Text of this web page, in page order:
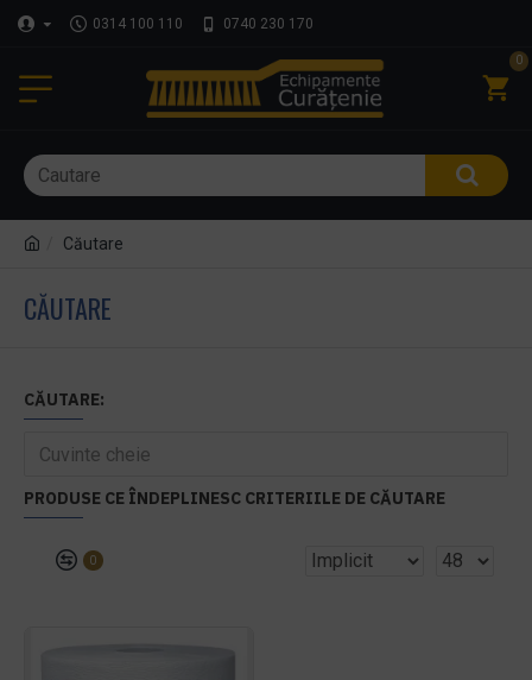
0314 100 110 0740 230 170
0
Căutare
CĂUTARE
CĂUTARE:
PRODUSE CE ÎNDEPLINESC CRITERIILE DE CĂUTARE
0